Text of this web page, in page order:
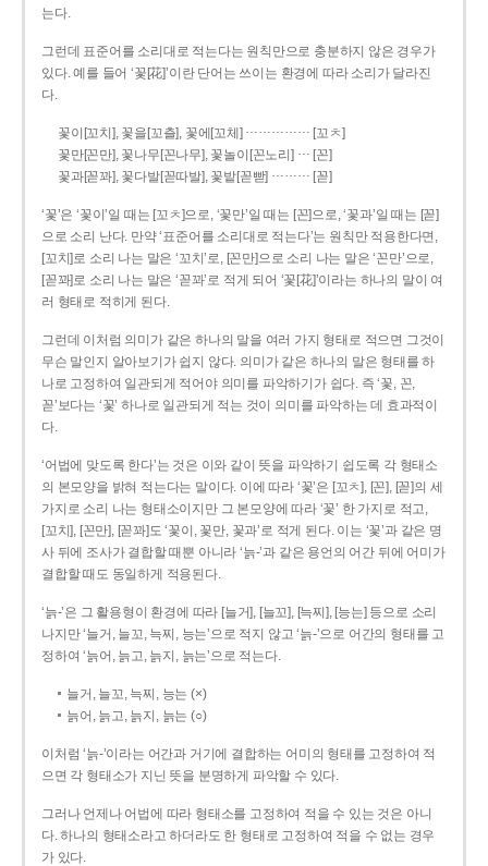
는다.
그런데 표준어를 소리대로 적는다는 원칙만으로 충분하지 않은 경우가
있다. 예를 들어 ‘꽃[花]’이란 단어는 쓰이는 환경에 따라 소리가 달라진
다.
꽃이[꼬치], 꽃을[꼬츨], 꽃에[꼬체] …………… [꼬ㅊ]
꽃만[꼰만], 꽃나무[꼰나무], 꽃놀이[꼰노리] … [꼰]
꽃과[꼳꽈], 꽃다발[꼳따발], 꽃밭[꼳빧] ……… [꼳]
‘꽃’은 ‘꽃이’일 때는 [꼬ㅊ]으로, ‘꽃만’일 때는 [꼰]으로, ‘꽃과’일 때는 [꼳]
으로 소리 난다. 만약 ‘표준어를 소리대로 적는다’는 원칙만 적용한다면,
[꼬치]로 소리 나는 말은 ‘꼬치’로, [꼰만]으로 소리 나는 말은 ‘꼰만’으로,
[꼳꽈]로 소리 나는 말은 ‘꼳꽈’로 적게 되어 ‘꽃[花]’이라는 하나의 말이 여
러 형태로 적히게 된다.
그런데 이처럼 의미가 같은 하나의 말을 여러 가지 형태로 적으면 그것이
무슨 말인지 알아보기가 쉽지 않다. 의미가 같은 하나의 말은 형태를 하
나로 고정하여 일관되게 적어야 의미를 파악하기가 쉽다. 즉 ‘꽃, 꼰,
꼳’보다는 ‘꽃’ 하나로 일관되게 적는 것이 의미를 파악하는 데 효과적이
다.
‘어법에 맞도록 한다’는 것은 이와 같이 뜻을 파악하기 쉽도록 각 형태소
의 본모양을 밝혀 적는다는 말이다. 이에 따라 ‘꽃’은 [꼬ㅊ], [꼰], [꼳]의 세
가지로 소리 나는 형태소이지만 그 본모양에 따라 ‘꽃’ 한 가지로 적고,
[꼬치], [꼰만], [꼳꽈]도 ‘꽃이, 꽃만, 꽃과’로 적게 된다. 이는 ‘꽃’과 같은 명
사 뒤에 조사가 결합할 때뿐 아니라 ‘늙-’과 같은 용언의 어간 뒤에 어미가
결합할 때도 동일하게 적용된다.
‘늙-’은 그 활용형이 환경에 따라 [늘거], [늘꼬], [늑찌], [능는] 등으로 소리
나지만 ‘늘거, 늘꼬, 늑찌, 능는’으로 적지 않고 ‘늙-’으로 어간의 형태를 고
정하여 ‘늙어, 늙고, 늙지, 늙는’으로 적는다.
늘거, 늘꼬, 늑찌, 능는 (×)
늙어, 늙고, 늙지, 늙는 (○)
이처럼 ‘늙-­’이라는 어간과 거기에 결합하는 어미의 형태를 고정하여 적
으면 각 형태소가 지닌 뜻을 분명하게 파악할 수 있다.
그러나 언제나 어법에 따라 형태소를 고정하여 적을 수 있는 것은 아니
다. 하나의 형태소라고 하더라도 한 형태로 고정하여 적을 수 없는 경우
가 있다.